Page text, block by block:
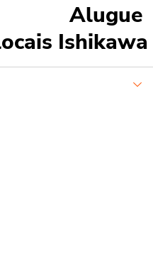
Alugue
Ishikawa